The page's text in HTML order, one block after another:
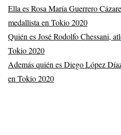
Ella es Rosa María Guerrero
medallista en Tokio 2020
Quién es José Rodolfo Chessani,
Tokio 2020
Además quién es Diego López
en Tokio 2020